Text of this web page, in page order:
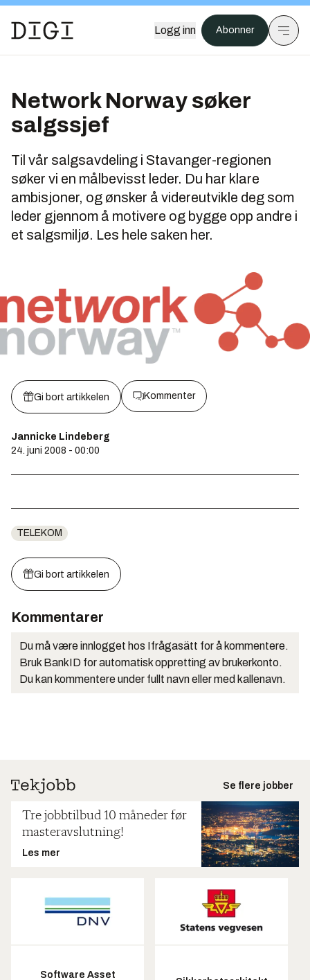
Logg inn Abonner
Network Norway søker
salgssjef
Til vår salgsavdeling i Stavanger-regionen
søker vi en målbevisst leder. Du har klare
ambisjoner, og ønsker å videreutvikle deg som
leder gjennom å motivere og bygge opp andre i
et salgsmiljø. Les hele saken her.
Gi bort artikkelen Kommenter
Jannicke Lindeberg
24. juni 2008 - 00:00
TELEKOM
Gi bort artikkelen
Kommentarer
Du må være innlogget hos Ifrågasätt for å kommentere.
Bruk BankID for automatisk oppretting av brukerkonto.
Du kan kommentere under fullt navn eller med kallenavn.
Se flere jobber
Tre jobbtilbud 10 måneder før
masteravslutning!
Les mer
Software Asset